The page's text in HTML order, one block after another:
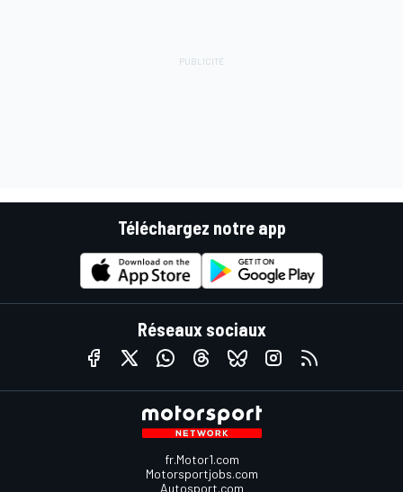
Téléchargez notre app
Réseaux sociaux
fr.Motor1.com
Motorsportjobs.com
Autosport.com